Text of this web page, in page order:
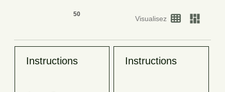
Visualisez
Instructions Instructions